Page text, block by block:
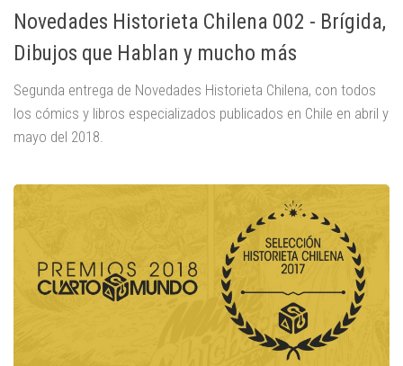
Novedades Historieta Chilena 002 - Brígida,
Dibujos que Hablan y mucho más
Segunda entrega de Novedades Historieta Chilena, con todos
los cómics y libros especializados publicados en Chile en abril y
mayo del 2018.